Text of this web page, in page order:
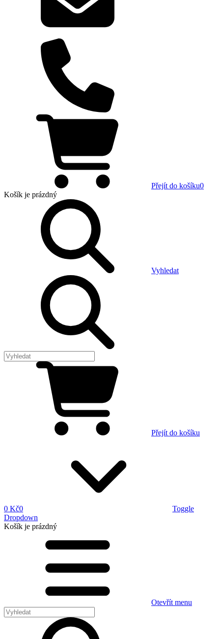
Přejít do košíku0
Košík je prázdný
Vyhledat
Přejít do košíku
0 Kč0
Toggle
Dropdown
Košík je prázdný
Otevřít menu